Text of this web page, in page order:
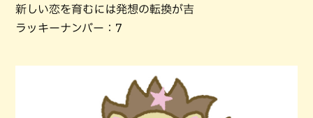
新しい恋を育むには発想の転換が吉
ラッキーナンバー：7